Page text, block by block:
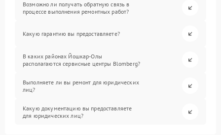
Возможно ли получать обратную связь в
процессе выполнения ремонтных работ?
Какую гарантию вы предоставляете?
В каких районах Йошкар-Олы
располагаются сервисные центры Blomberg?
Выполняете ли вы ремонт для юридических
лиц?
Какую документацию вы предоставляете
для юридических лиц?